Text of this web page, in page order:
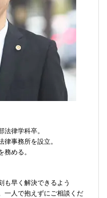
律学科卒。
事務所を設立。
める。
も早く解決できるよう
一人で抱えずにご相談くだ